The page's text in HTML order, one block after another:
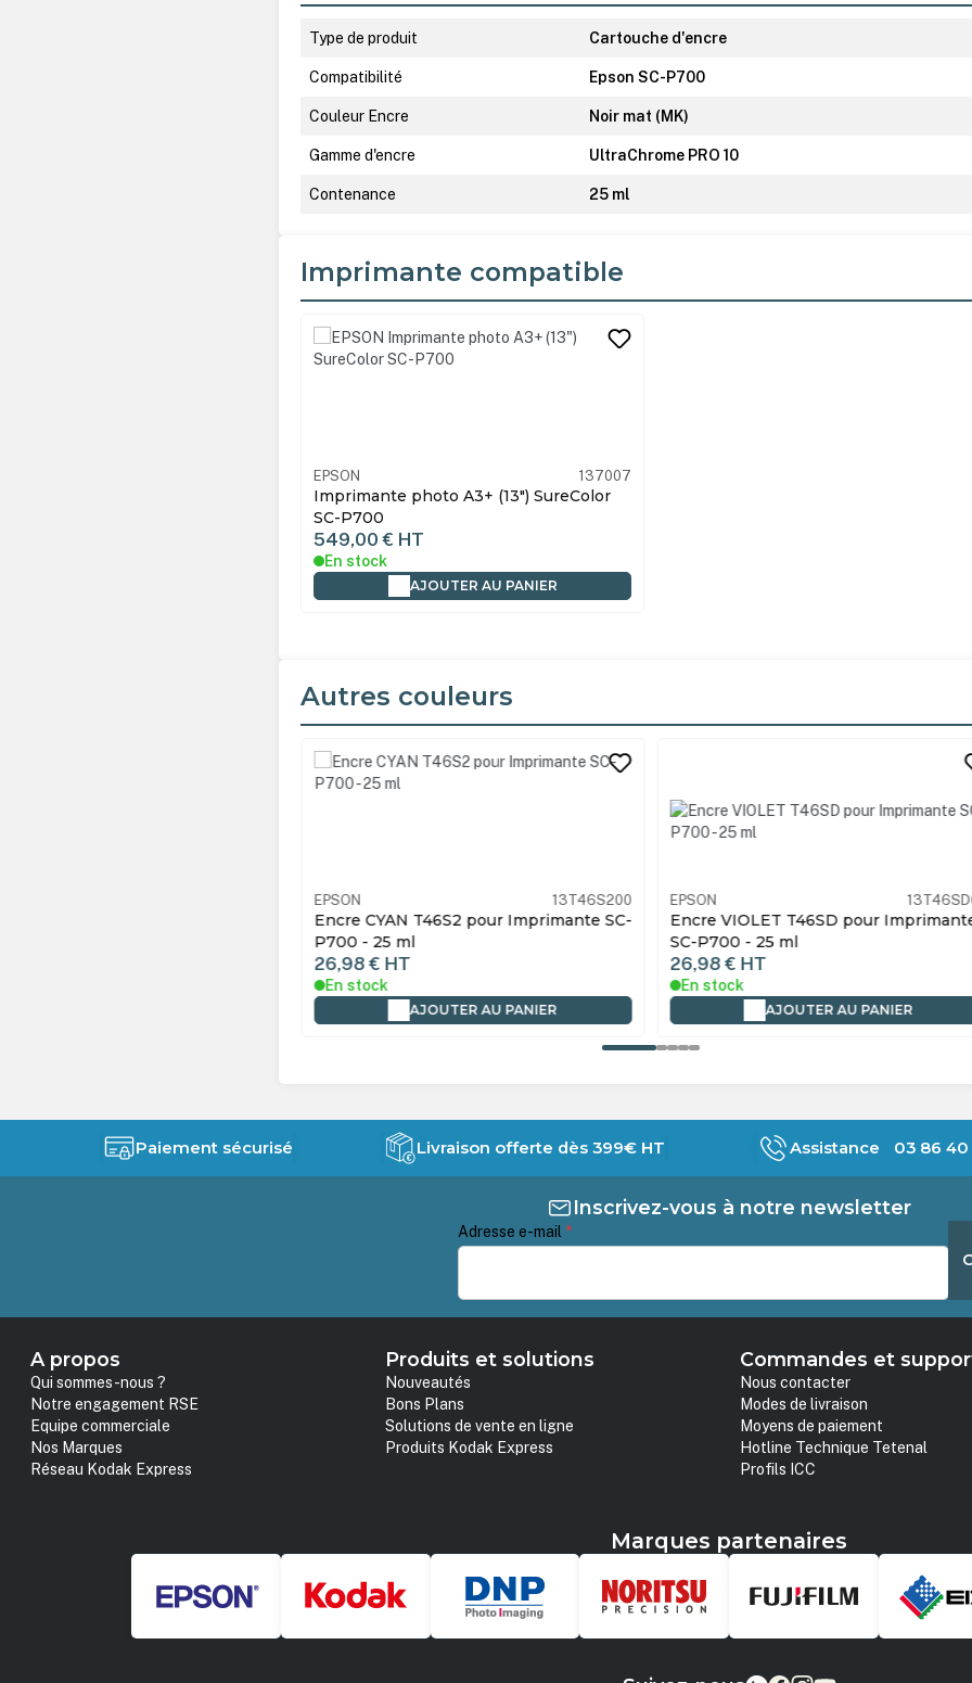
Type de produit Cartouche d'encre
Compatibilité Epson SC-P700
Couleur Encre Noir mat (MK)
Gamme d'encre UltraChrome PRO 10
Contenance 25 ml
Imprimante compatible
Ignorer la galerie de produits
EPSON 137007
Imprimante photo A3+ (13") SureColor
SC-P700
549,00 € HT
En stock
AJOUTER AU PANIER
Autres couleurs
Ignorer la galerie de produits
EPSON 13T46S200
Encre CYAN T46S2 pour Imprimante SC-
P700 - 25 ml
26,98 € HT
En stock
AJOUTER AU PANIER
EPSON
Encre VIOLET T46SD pour
SC-P700 - 25 ml
26,98 € HT
En stock
AJOUTER AU PANIER
Paiement sécurisé Livraison offerte dès 399€ HT Assistance 03 86 40
Inscrivez-vous à notre newsletter
Adresse e-mail *
A propos
Qui sommes-nous ?
Notre engagement RSE
Equipe commerciale
Nos Marques
Réseau Kodak Express
Produits et solutions
Nouveautés
Bons Plans
Solutions de vente en ligne
Produits Kodak Express
Commandes et
Nous contacter
Modes de livraison
Moyens de paiement
Hotline Technique Tetenal
Profils ICC
Marques partenaires